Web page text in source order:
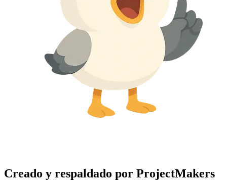
Creado y respaldado por ProjectMakers